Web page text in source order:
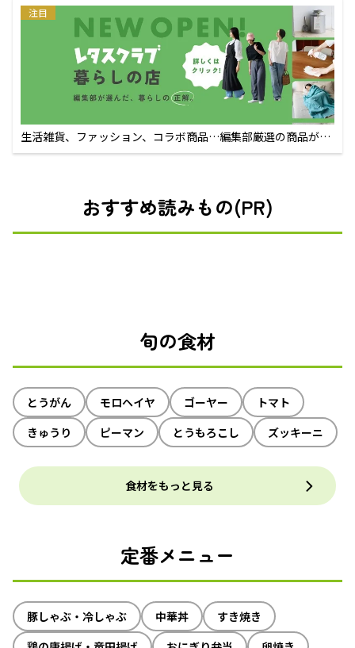
注目
生活雑貨、ファッション、コラボ商品…編集部厳選の商品が買
えるECサイト
おすすめ読みもの(PR)
旬の食材
とうがん モロヘイヤ ゴーヤー
トマト
きゅうり
ピーマン とうもろこし ズッキーニ
食材をもっと見る
定番メニュー
豚しゃぶ・冷しゃぶ 中華丼
すき焼き